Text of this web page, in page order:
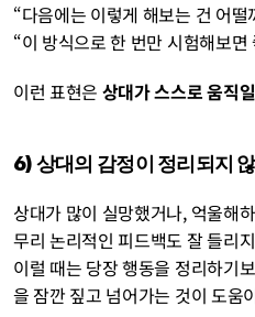
“다음에는 이렇게 해보는 건 어떨
“이 방식으로 한 번만 시험해보면
이런 표현은 상대가 스스로 움직
6) 상대의 감정이 정리되지
상대가 많이 실망했거나, 억울해
무리 논리적인 피드백도 잘 들리
이럴 때는 당장 행동을 정리하기
을 잠깐 짚고 넘어가는 것이 도움